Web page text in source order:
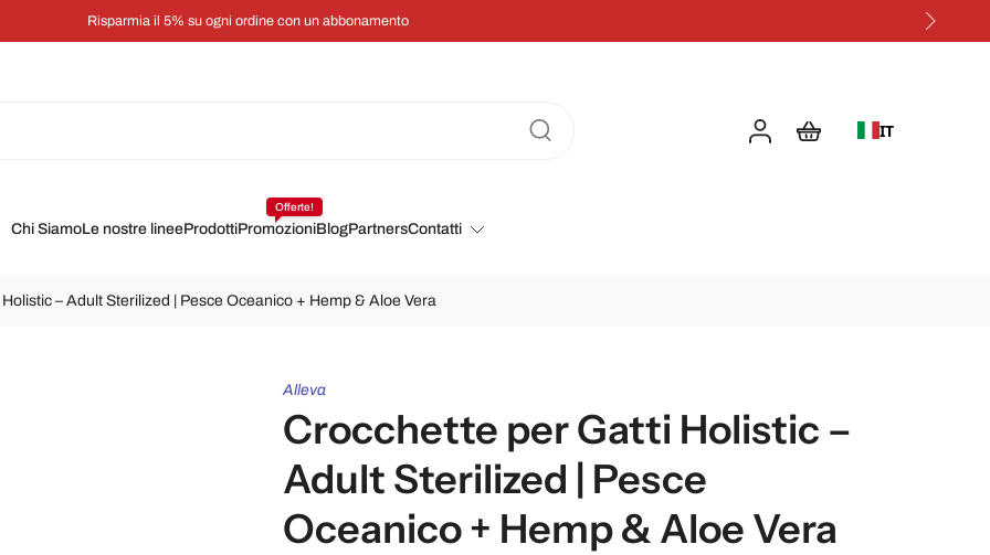
Risparmia il 5% su ogni ordine con un abbonamento
IT
Chi SiamoLe nostre lineeProdottiPromozioni
Offerte!
BlogPartnersContatti
– Adult Sterilized | Pesce Oceanico + Hemp & Aloe Vera
Alleva
Crocchette per Gatti Holistic –
Adult Sterilized | Pesce
Oceanico + Hemp & Aloe Vera